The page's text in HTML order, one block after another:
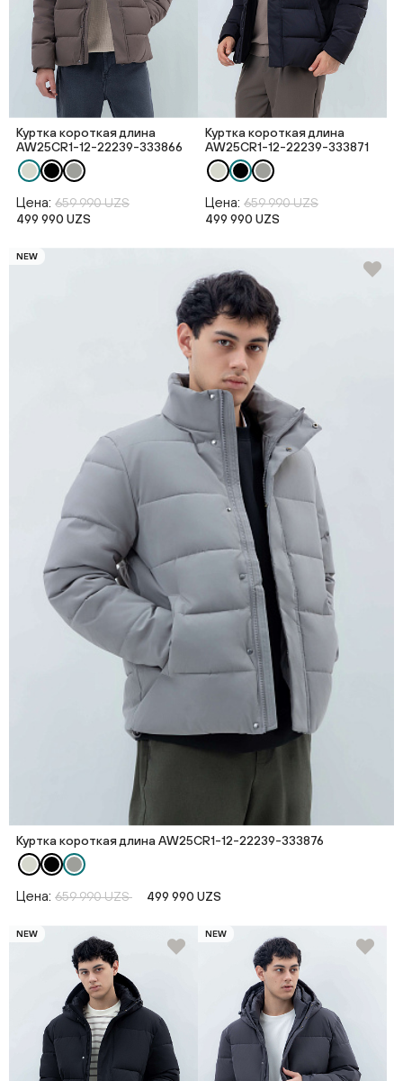
Куртка короткая длина
AW25CR1-12-22239-333866
Цена: 659 990 UZS
499 990 UZS
Куртка короткая длина
AW25CR1-12-22239-333871
Цена: 659 990 UZS
499 990 UZS
NEW
Куртка короткая длина AW25CR1-12-22239-333876
Цена: 659 990 UZS 499 990 UZS
NEW NEW